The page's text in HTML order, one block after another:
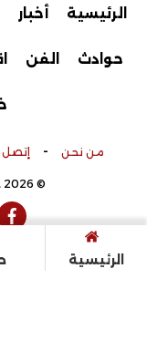
الرئيسية
الرئيسية أخبار
حوادث الفن
من نحن - إتصل
© 2026 حقوق النشر محفوظة لـ بصراحة
تم التطوير